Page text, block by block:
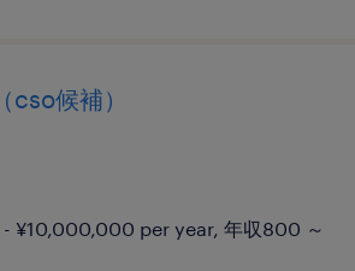
cso候補）
¥10,000,000 per year, 年収800 ～